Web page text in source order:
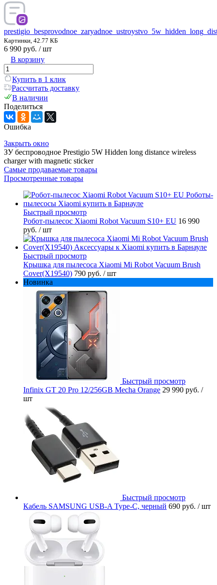
Картинки, 42.77 КБ
6 990 руб. / шт
В корзину
Купить в 1 клик
Рассчитать доставку
В наличии
Поделиться
Ошибка
Закрыть окно
ЗУ беспроводное Prestigio 5W Hidden long distance wireless
charger with magnetic sticker
Самые продаваемые товары
Просмотренные товары
Быстрый просмотр
Робот-пылесос Xiaomi Robot Vacuum S10+ EU 16 990
руб. / шт
Быстрый просмотр
Крышка для пылесоса Xiaomi Mi Robot Vacuum Brush
Cover(X19540) 790 руб. / шт
Новинка
Быстрый просмотр
Infinix GT 20 Pro 12/256GB Mecha Orange 29 990 руб. /
шт
Быстрый просмотр
Кабель SAMSUNG USB-A Type-C, черный 690 руб. / шт